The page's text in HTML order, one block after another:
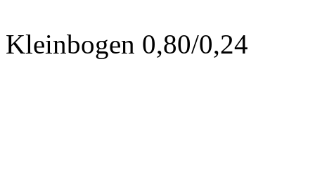
Kleinbogen 0,80/0,24